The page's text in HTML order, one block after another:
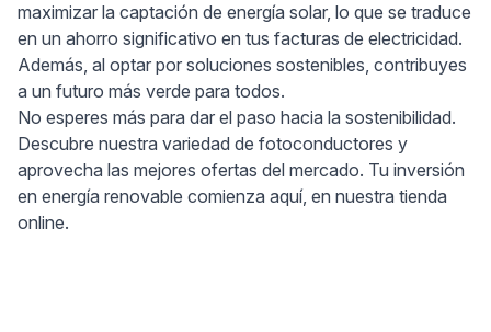
maximizar la captación de energía solar, lo que se traduce
en un ahorro significativo en tus facturas de electricidad.
Además, al optar por soluciones sostenibles, contribuyes
a un futuro más verde para todos.
No esperes más para dar el paso hacia la sostenibilidad.
Descubre nuestra variedad de fotoconductores y
aprovecha las mejores ofertas del mercado. Tu inversión
en energía renovable comienza aquí, en nuestra tienda
online.